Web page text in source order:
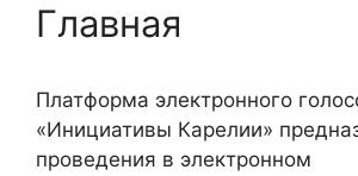
Главная
Платформа электронного
«Инициативы Карелии»
проведения в электронном